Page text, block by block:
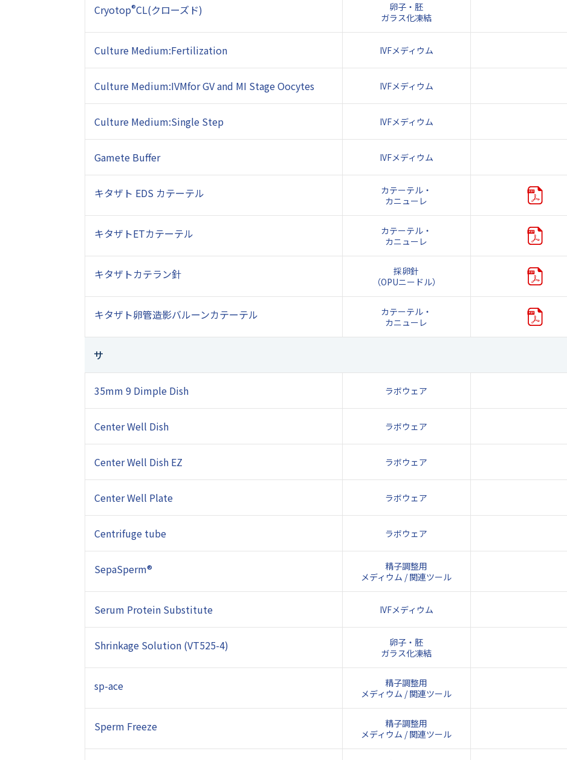
Cryotop®CL(クローズド)
卵子・胚
ガラス化凍結
Culture Medium:Fertilization IVFメディウム
Culture Medium:IVMfor GV and MI Stage Oocytes IVFメディウム
Culture Medium:Single Step
IVFメディウム
Gamete Buffer
IVFメディウム
キタザト EDS カテーテル
カテーテル・
カニューレ
添付文書
キタザトETカテーテル
カテーテル・
カニューレ
添付文書
キタザトカテラン針
採卵針
（OPUニードル）
添付文書
キタザト卵管造影バルーンカテーテル
カテーテル・
カニューレ
添付文書
サ
35mm 9 Dimple Dish ラボウェア
Center Well Dish
ラボウェア
Center Well Dish EZ
ラボウェア
Center Well Plate
ラボウェア
Centrifuge tube
ラボウェア
SepaSperm®
精子調整用
メディウム / 関連ツール
Serum Protein Substitute IVFメディウム
Shrinkage Solution (VT525-4)
卵子・胚
ガラス化凍結
sp-ace
精子調整用
メディウム / 関連ツール
Sperm Freeze
精子調整用
メディウム / 関連ツール